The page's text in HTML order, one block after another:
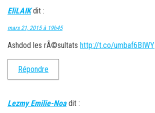
EliLAIK dit :
mars 21, 2015 à 19h45
Ashdod les rÃ©sultats http://t.co/umbaf6BIWY
Répondre
Lezmy Emilie-Noa dit :